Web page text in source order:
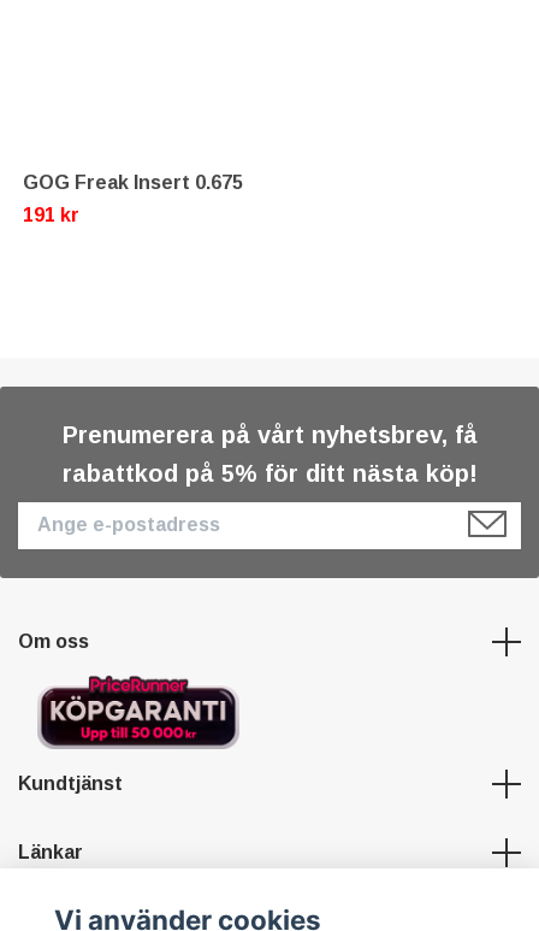
GOG Freak Insert 0.675
191 kr
Prenumerera på vårt nyhetsbrev, få
rabattkod på 5% för ditt nästa köp!
Om oss
Kundtjänst
Länkar
Sociala medier
Vi använder cookies